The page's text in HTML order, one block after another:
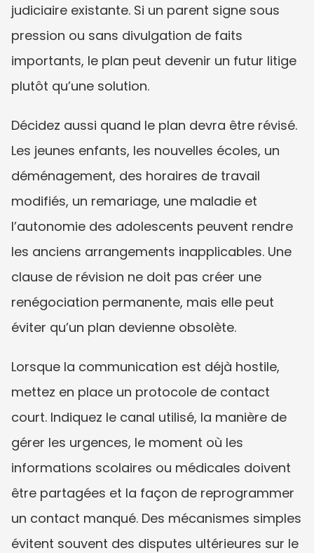
judiciaire existante. Si un parent signe sous
pression ou sans divulgation de faits
importants, le plan peut devenir un futur litige
plutôt qu’une solution.
Décidez aussi quand le plan devra être révisé.
Les jeunes enfants, les nouvelles écoles, un
déménagement, des horaires de travail
modifiés, un remariage, une maladie et
l’autonomie des adolescents peuvent rendre
les anciens arrangements inapplicables. Une
clause de révision ne doit pas créer une
renégociation permanente, mais elle peut
éviter qu’un plan devienne obsolète.
Lorsque la communication est déjà hostile,
mettez en place un protocole de contact
court. Indiquez le canal utilisé, la manière de
gérer les urgences, le moment où les
informations scolaires ou médicales doivent
être partagées et la façon de reprogrammer
un contact manqué. Des mécanismes simples
évitent souvent des disputes ultérieures sur le